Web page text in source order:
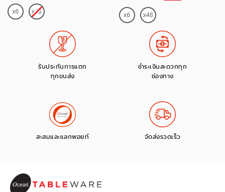
รับประกันการแตก
ทุกขนส่ง
ชำระเงินสะดวกทุก
ช่องทาง
สะสมและแลกพอยท์ จัดส่งรวดเร็ว